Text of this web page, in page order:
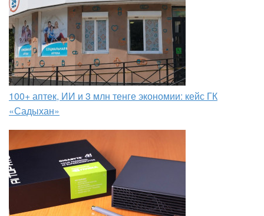
100+ аптек, ИИ и 3 млн тенге экономии: кейс ГК
«Садыхан»